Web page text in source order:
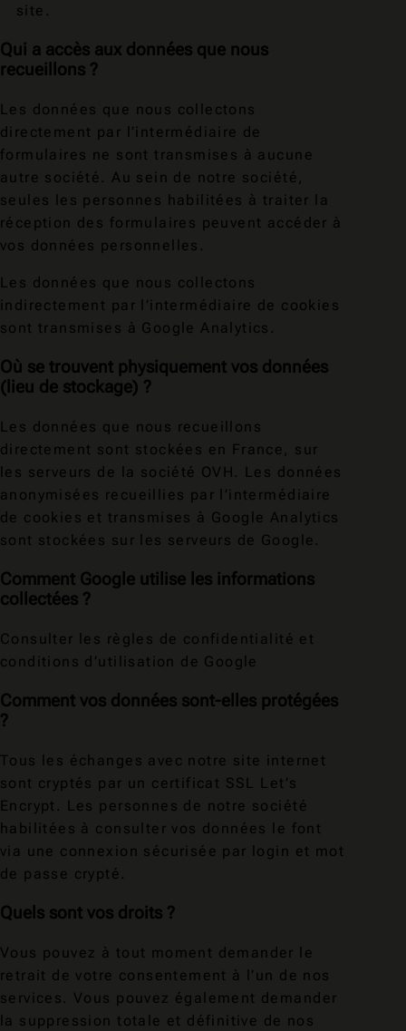
site.
Qui a accès aux données que nous
recueillons ?
Les données que nous collectons
directement par l’intermédiaire de
formulaires ne sont transmises à aucune
autre société. Au sein de notre société,
seules les personnes habilitées à traiter la
réception des formulaires peuvent accéder à
vos données personnelles.
Les données que nous collectons
indirectement par l’intermédiaire de cookies
sont transmises à Google Analytics.
Où se trouvent physiquement vos données
(lieu de stockage) ?
Les données que nous recueillons
directement sont stockées en France, sur
les serveurs de la société OVH. Les données
anonymisées recueillies par l’intermédiaire
de cookies et transmises à Google Analytics
sont stockées sur les serveurs de Google.
Comment Google utilise les informations
collectées ?
Consulter les règles de confidentialité et
conditions d’utilisation de Google
Comment vos données sont-elles protégées
?
Tous les échanges avec notre site internet
sont cryptés par un certificat SSL Let’s
Encrypt. Les personnes de notre société
habilitées à consulter vos données le font
via une connexion sécurisée par login et mot
de passe crypté.
Quels sont vos droits ?
Vous pouvez à tout moment demander le
retrait de votre consentement à l’un de nos
services. Vous pouvez également demander
la suppression totale et définitive de nos